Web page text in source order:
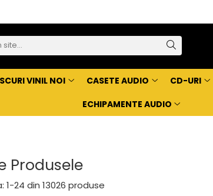
VINIL NOI CASETE AUDIO CD-URI
ECHIPAMENTE AUDIO
Produsele
1-24 din 13026 produse